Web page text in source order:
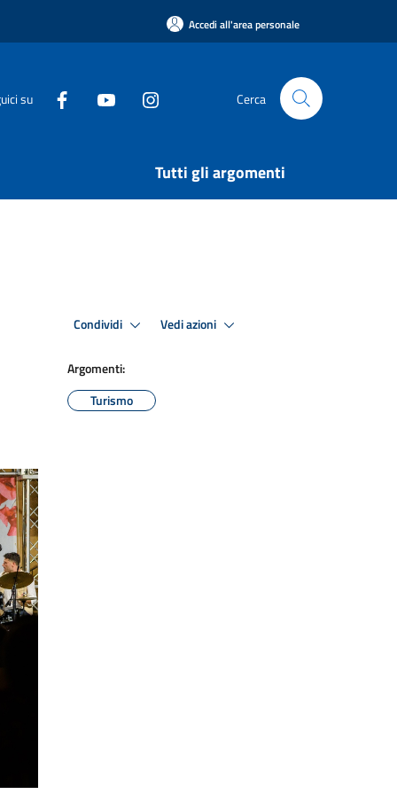
Accedi all'area personale
su Cerca
Tutti gli argomenti
Condividi Vedi azioni
Argomenti:
Turismo